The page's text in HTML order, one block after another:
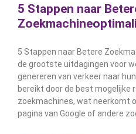
5 Stappen naar
5 Stappen naar Betere
de grootste uitdagingen voor
genereren van verkeer naar
bereikt door de best mogelijke
zoekmachines, wat neerkomt
pagina van Google of andere